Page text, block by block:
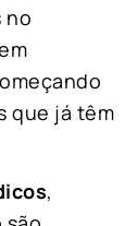
no
que já têm
,